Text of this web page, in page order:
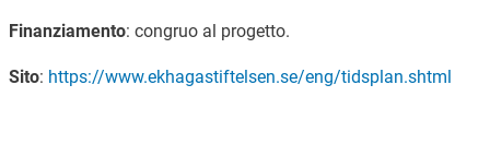
Finanziamento: congruo al progetto.
Sito: https://www.ekhagastiftelsen.se/eng/tidsplan.shtml